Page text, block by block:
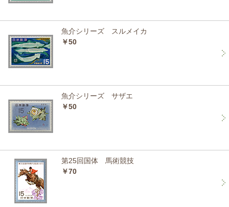
魚介シリーズ スルメイカ
￥50
魚介シリーズ サザエ
￥50
第25回国体 馬術競技
￥70